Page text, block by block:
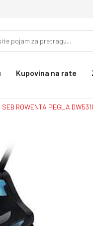
Kupovina na rate
SEB ROWENTA PEGLA